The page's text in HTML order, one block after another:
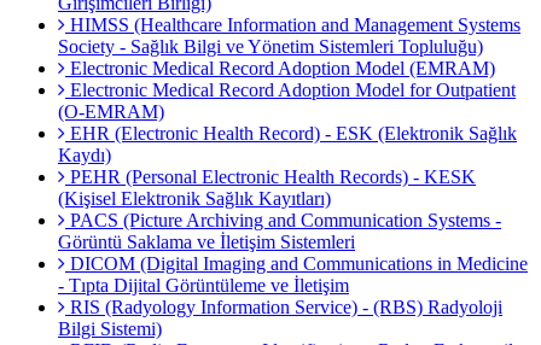
HIMSS (Healthcare Information and Management Systems
Society - Sağlık Bilgi ve Yönetim Sistemleri Topluluğu)
Electronic Medical Record Adoption Model (EMRAM)
Electronic Medical Record Adoption Model for Outpatient
(O-EMRAM)
EHR (Electronic Health Record) - ESK (Elektronik Sağlık
Kaydı)
PEHR (Personal Electronic Health Records) - KESK
(Kişisel Elektronik Sağlık Kayıtları)
PACS (Picture Archiving and Communication Systems -
Görüntü Saklama ve İletişim Sistemleri
DICOM (Digital Imaging and Communications in Medicine
- Tıpta Dijital Görüntüleme ve İletişim
RIS (Radyology Information Service) - (RBS) Radyoloji
Bilgi Sistemi)